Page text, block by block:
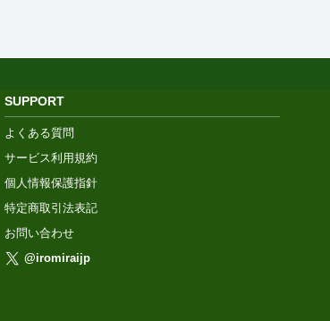
SUPPORT
よくある質問
サービス利用規約
個人情報保護指針
特定商取引法表記
お問い合わせ
@iromiraijp